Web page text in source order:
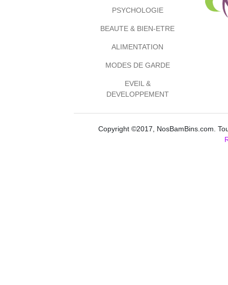
PSYCHOLOGIE
BEAUTE & BIEN-ETRE
ALIMENTATION
MODES DE GARDE
EVEIL &
DEVELOPPEMENT
Copyright ©2017, NosBamBins.com.